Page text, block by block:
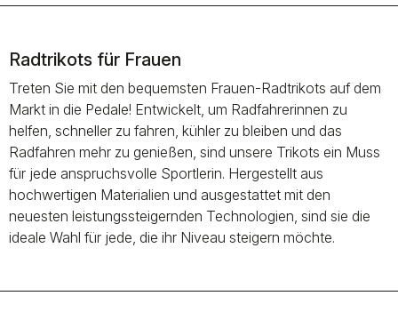
Radtrikots für Frauen
Treten Sie mit den bequemsten Frauen-Radtrikots auf dem
Markt in die Pedale! Entwickelt, um Radfahrerinnen zu
helfen, schneller zu fahren, kühler zu bleiben und das
Radfahren mehr zu genießen, sind unsere Trikots ein Muss
für jede anspruchsvolle Sportlerin. Hergestellt aus
hochwertigen Materialien und ausgestattet mit den
neuesten leistungssteigernden Technologien, sind sie die
ideale Wahl für jede, die ihr Niveau steigern möchte.